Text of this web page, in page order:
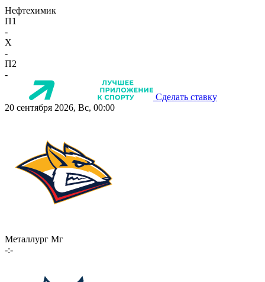
Нефтехимик
П1
-
X
-
П2
-
Сделать ставку
20 сентября 2026, Вс, 00:00
Металлург Мг
-:-